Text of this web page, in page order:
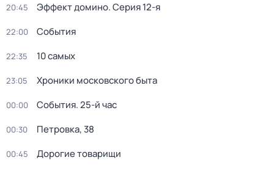
20:45 Эффект домино. Серия 12-я
22:00 События
22:35 10 самых
23:05 Хроники московского быта
00:00 События. 25-й час
00:30 Петровка, 38
00:45 Дорогие товарищи